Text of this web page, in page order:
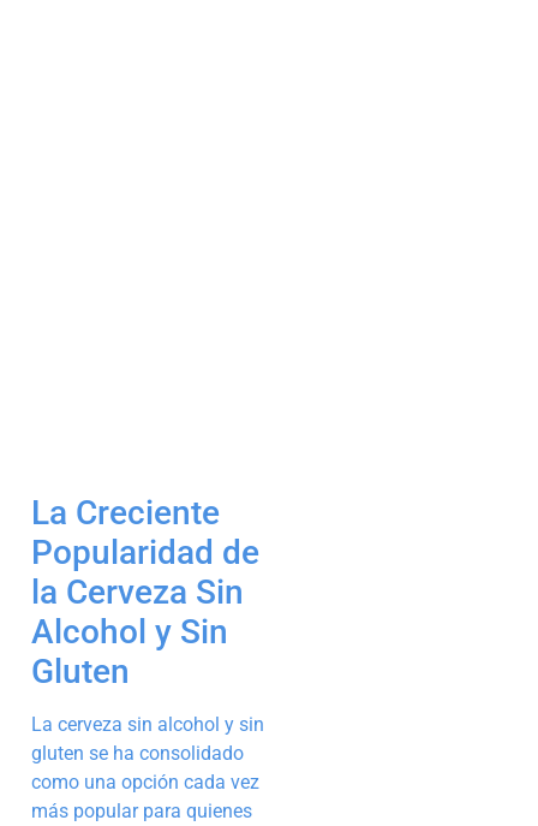
La Creciente
Popularidad de
la Cerveza Sin
Alcohol y Sin
Gluten
La cerveza sin alcohol y sin
gluten se ha consolidado
como una opción cada vez
más popular para quienes